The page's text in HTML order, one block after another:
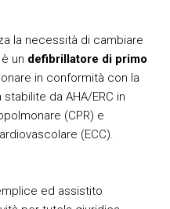
la necessità di cambiare
un defibrillatore di primo
in conformità con la
da AHA/ERC in
(CPR) e
(ECC).
ed assistito